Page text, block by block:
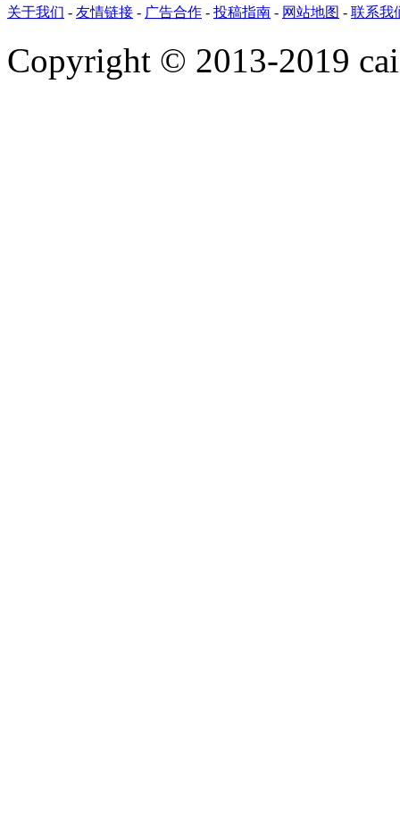
关于我们 - 友情链接 - 广告合作 - 投稿指南 - 网站地图 - 联系我
Copyright © 2013-2019